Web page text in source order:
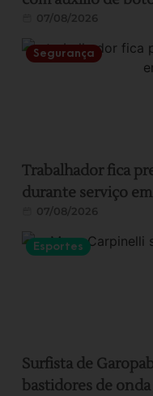
07/08/2026
Segurança
Trabalhador fica
durante serviço
07/08/2026
Esportes
Surfista de
bastidores de